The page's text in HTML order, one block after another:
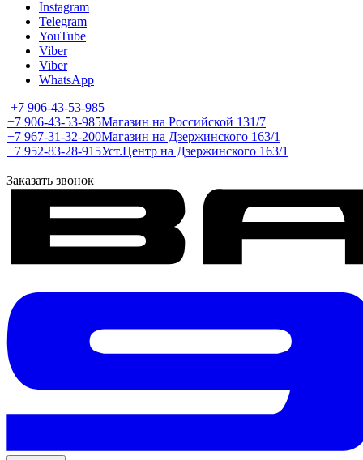
Instagram
Telegram
YouTube
Viber
Viber
WhatsApp
+7 906-43-53-985
+7 906-43-53-985Магазин на Российской 131/7
+7 967-31-32-200Магазин на Дзержинского 163/1
+7 952-83-28-915Уст.Центр на Дзержинского 163/1
Заказать звонок